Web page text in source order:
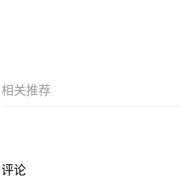
相关推荐
评论